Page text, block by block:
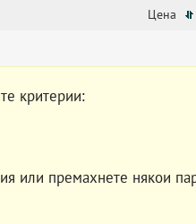
Цена
критерии:
или премахнете някои